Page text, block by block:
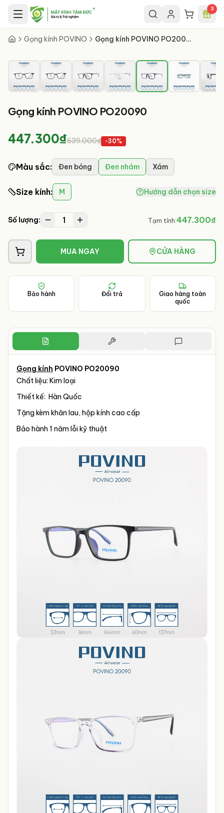
Chuyển đến nội dung chính 3
Gọng kính POVINO Gọng kính POVINO PO20090
Gọng kính POVINO PO20090
447.300₫639.000₫ -30%
Màu sắc: Đen bóng Đen nhám Xám
Size kính: M Hướng dẫn chọn size
Số lượng: 1 Tạm tính:447.300₫
MUA NGAY CỬA HÀNG
Bảo hành Đổi trả
Giao hàng toàn
quốc
Gọng kính POVINO PO20090
Chất liệu: Kim loại
Thiết kế: Hàn Quốc
Tặng kèm khăn lau, hộp kính cao cấp
Bảo hành 1 năm lỗi kỹ thuật